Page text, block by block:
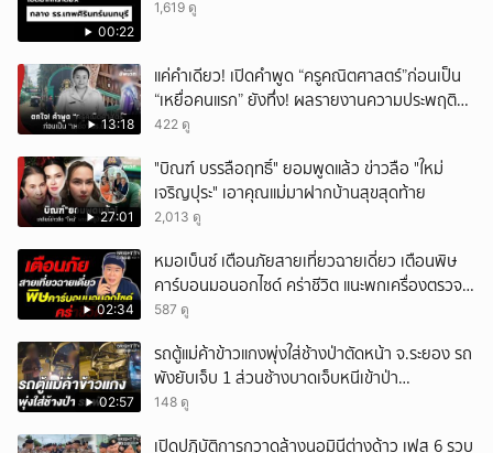
00:22
1,619 ดู
13:18
แค่คำเดียว! เปิดคำพูด “ครูคณิตศาสตร์”ก่อนเป็น
“เหยื่อคนแรก” ยังทึ่ง! ผลรายงานความประพฤติน่า
ตกใจ
422 ดู
27:01
"บิณฑ์ บรรลือฤทธิ์" ยอมพูดแล้ว ข่าวลือ "ใหม่
เจริญปุระ" เอาคุณแม่มาฝากบ้านสุขสุดท้าย
2,013 ดู
02:34
หมอเบ็นซ์ เตือนภัยสายเที่ยวฉายเดี่ยว เตือนพิษ
คาร์บอนมอนอกไซด์ คร่าชีวิต แนะพกเครื่องตรวจ
วัดติดตัว
587 ดู
02:57
รถตู้แม่ค้าข้าวแกงพุ่งใส่ช้างป่าตัดหน้า จ.ระยอง รถ
พังยับเจ็บ 1 ส่วนช้างบาดเจ็บหนีเข้าป่า
จนท.ติดตามช่วยเหลือ
148 ดู
เปิดปฏิบัติการกวาดล้างนอมินีต่างด้าว เฟส 6 รวบ